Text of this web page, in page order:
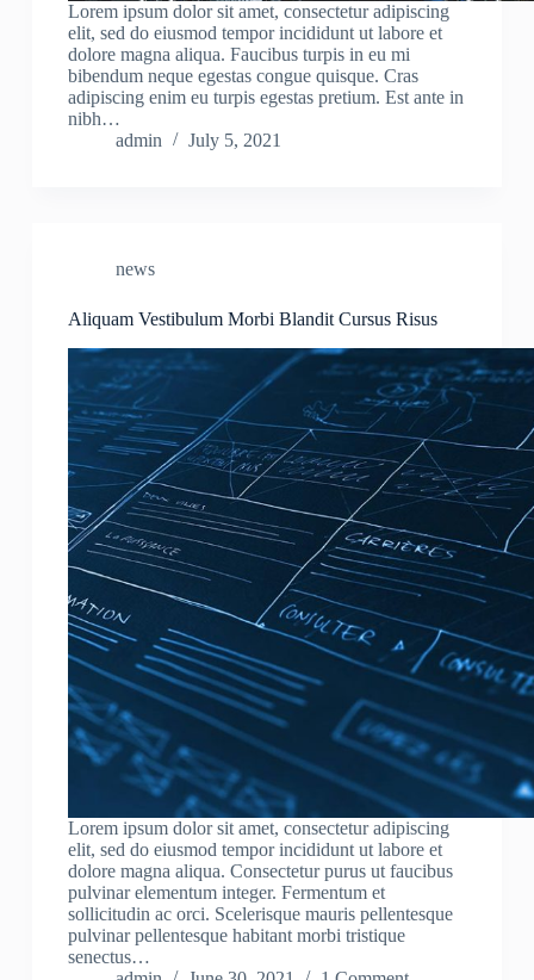
Lorem ipsum dolor sit amet, consectetur adipiscing
elit, sed do eiusmod tempor incididunt ut labore et
dolore magna aliqua. Faucibus turpis in eu mi
bibendum neque egestas congue quisque. Cras
adipiscing enim eu turpis egestas pretium. Est ante in
nibh…
admin
July 5, 2021
news
Aliquam Vestibulum Morbi Blandit Cursus Risus
Lorem ipsum dolor sit amet, consectetur adipiscing
elit, sed do eiusmod tempor incididunt ut labore et
dolore magna aliqua. Consectetur purus ut faucibus
pulvinar elementum integer. Fermentum et
sollicitudin ac orci. Scelerisque mauris pellentesque
pulvinar pellentesque habitant morbi tristique
senectus…